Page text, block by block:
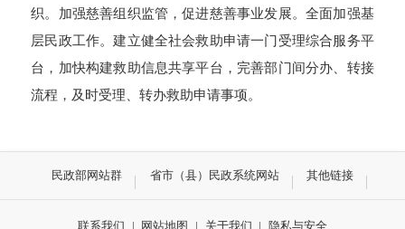
织。加强慈善组织监管，促进慈善事业发展。全面加强基
层民政工作。建立健全社会救助申请一门受理综合服务平
台，加快构建救助信息共享平台，完善部门间分办、转接
流程，及时受理、转办救助申请事项。
民政部网站群 省市（县）民政系统网站 其他链接
联系我们 | 网站地图 | 关于我们 | 隐私与安全